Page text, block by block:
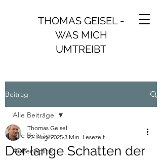
THOMAS GEISEL -
WAS MICH
UMTREIBT
Beitrag
Alle Beiträge
Außenpolitik
Alle Beiträge
Der lange Schatten der
Thomas Geisel
22. Aug. 2025 3 Min. Lesezeit